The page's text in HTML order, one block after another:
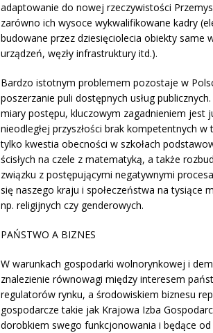
adaptowanie do nowej rzeczywistości
zarówno ich wysoce wykwalifikowane kadry
budowane przez dziesięciolecia obiekty same
urządzeń, węzły infrastruktury itd.).
Bardzo istotnym problemem pozostaje w
poszerzanie puli dostępnych usług
miary postępu, kluczowym zagadnieniem jest
nieodległej przyszłości brak kompetentnych
tylko kwestia obecności w szkołach
ścisłych na czele z matematyką, a także
związku z postępującymi negatywnymi
się naszego kraju i społeczeństwa na tysiące
np. religijnych czy genderowych.
PAŃSTWO A BIZNES
W warunkach gospodarki wolnorynkowej i
znalezienie równowagi między interesem
regulatorów rynku, a środowiskiem biznesu
gospodarcze takie jak Krajowa Izba
dorobkiem swego funkcjonowania i będące